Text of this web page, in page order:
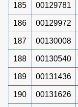
185 00129781
186 00129972
187 00130008
188 00130540
189 00131436
190 00131626